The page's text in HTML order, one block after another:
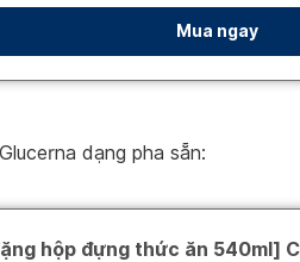
dạng pha sẵn: